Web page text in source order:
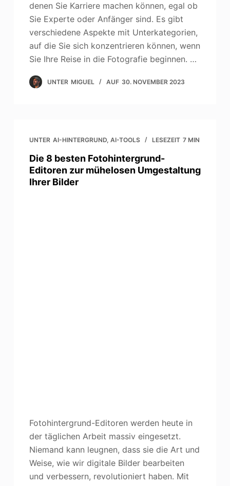
denen Sie Karriere machen können, egal ob
Sie Experte oder Anfänger sind. Es gibt
verschiedene Aspekte mit Unterkategorien,
auf die Sie sich konzentrieren können, wenn
Sie Ihre Reise in die Fotografie beginnen. …
UNTER MIGUEL AUF 30. NOVEMBER 2023
UNTER AI-HINTERGRUND, AI-TOOLS LESEZEIT 7 MIN
Die 8 besten Fotohintergrund-
Editoren zur mühelosen Umgestaltung
Ihrer Bilder
Fotohintergrund-Editoren werden heute in
der täglichen Arbeit massiv eingesetzt.
Niemand kann leugnen, dass sie die Art und
Weise, wie wir digitale Bilder bearbeiten
und verbessern, revolutioniert haben. Mit